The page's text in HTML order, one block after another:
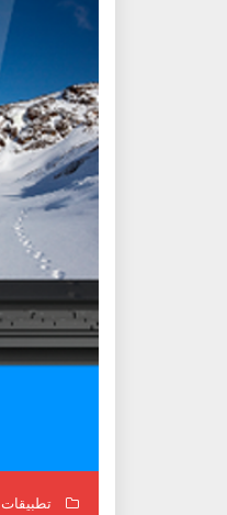
تطبيقات